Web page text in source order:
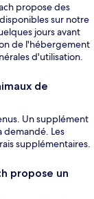
propose des
sur notre
jours avant
de l'hébergement
d'utilisation.
de
Un supplément
demandé. Les
supplémentaires.
propose un